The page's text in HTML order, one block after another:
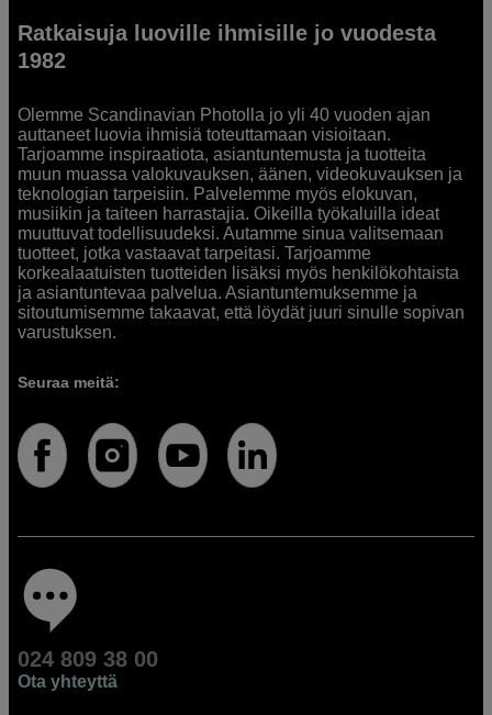
Ratkaisuja luoville ihmisille jo vuodesta
1982
Olemme Scandinavian Photolla jo yli 40 vuoden ajan
auttaneet luovia ihmisiä toteuttamaan visioitaan.
Tarjoamme inspiraatiota, asiantuntemusta ja tuotteita
muun muassa valokuvauksen, äänen, videokuvauksen ja
teknologian tarpeisiin. Palvelemme myös elokuvan,
musiikin ja taiteen harrastajia. Oikeilla työkaluilla ideat
muuttuvat todellisuudeksi. Autamme sinua valitsemaan
tuotteet, jotka vastaavat tarpeitasi. Tarjoamme
korkealaatuisten tuotteiden lisäksi myös henkilökohtaista
ja asiantuntevaa palvelua. Asiantuntemuksemme ja
sitoutumisemme takaavat, että löydät juuri sinulle sopivan
varustuksen.
Seuraa meitä:
024 809 38 00
Ota yhteyttä